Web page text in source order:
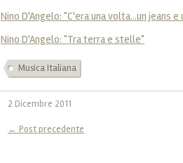
Nino D'Angelo: "C'era una volta...un jeans
Nino D'Angelo: "Tra terra e stelle"
Musica Italiana
2 Dicembre 2011
← Post precedente